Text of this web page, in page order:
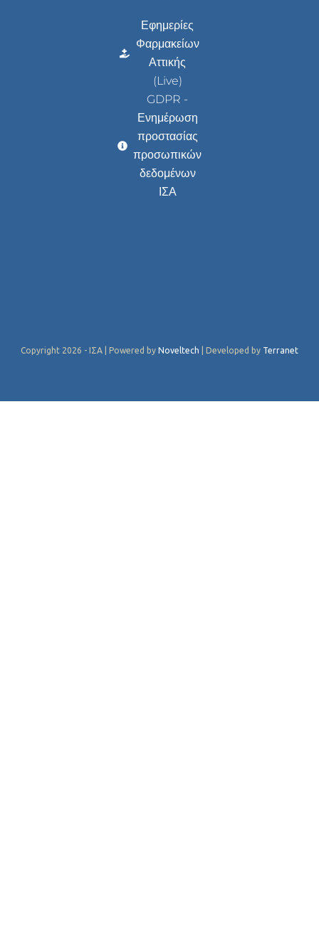
Εφημερίες
Φαρμακείων
Αττικής
(Live)
GDPR -
Ενημέρωση
προστασίας
προσωπικών
δεδομένων
ΙΣΑ
Copyright 2026 - ΙΣΑ | Powered by Noveltech | Developed by Terranet